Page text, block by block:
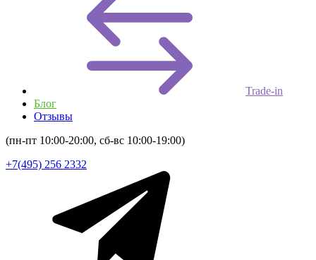
Trade-in
Блог
Отзывы
(пн-пт 10:00-20:00, сб-вс 10:00-19:00)
+7(495) 256 2332